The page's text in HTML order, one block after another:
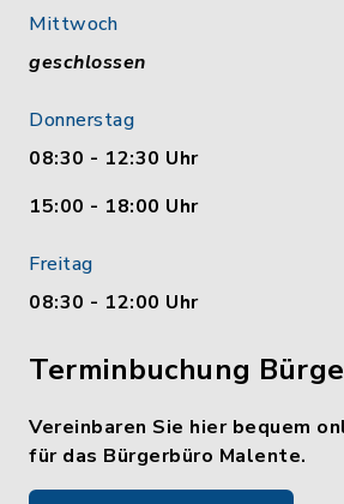
Mittwoch
geschlossen
Donnerstag
08:30 - 12:30 Uhr
15:00 - 18:00 Uhr
Freitag
08:30 - 12:00 Uhr
Terminbuchung
Vereinbaren Sie hier bequem
für das Bürgerbüro Malente.